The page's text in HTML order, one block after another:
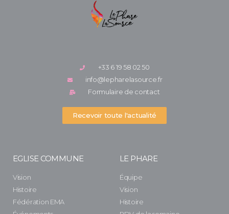
+33 6 19 58 02 50
info@lepharelasource.fr
Formulaire de contact
Recevoir toute l'actualité
EGLISE COMMUNE
Vision
Histoire
Fédération EMA
LE PHARE
Équipe
Vision
Histoire